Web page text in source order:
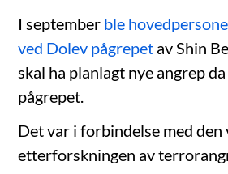
I september ble
ved Dolev pågrepet av Shin
skal ha planlagt nye angrep
pågrepet.
Det var i forbindelse med den
etterforskningen av